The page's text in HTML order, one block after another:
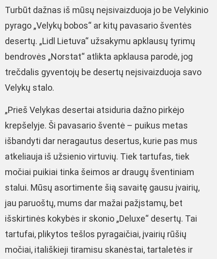
Turbūt dažnas iš mūsų neįsivaizduoja jo be Velykinio
pyrago „Velykų bobos“ ar kitų pavasario šventės
desertų. „Lidl Lietuva“ užsakymu apklausų tyrimų
bendrovės „Norstat“ atlikta apklausa parodė, jog
trečdalis gyventojų be desertų neįsivaizduoja savo
Velykų stalo.
„Prieš Velykas desertai atsiduria dažno pirkėjo
krepšelyje. Ši pavasario šventė – puikus metas
išbandyti dar neragautus desertus, kurie pas mus
atkeliauja iš užsienio virtuvių. Tiek tartufas, tiek
močiai puikiai tinka šeimos ar draugų šventiniam
stalui. Mūsų asortimente šią savaitę gausu įvairių,
jau paruoštų, mums dar mažai pažįstamų, bet
išskirtinės kokybės ir skonio „Deluxe“ desertų. Tai
tartufai, plikytos tešlos pyragaičiai, įvairių rūšių
močiai, itališkieji tiramisu skanėstai, tartaletės ir